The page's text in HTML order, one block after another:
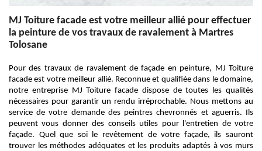
MJ Toiture facade est votre meilleur allié pour effectuer
la peinture de vos travaux de ravalement à Martres
Tolosane
Pour des travaux de ravalement de façade en peinture, MJ Toiture
facade est votre meilleur allié. Reconnue et qualifiée dans le domaine,
notre entreprise MJ Toiture facade dispose de toutes les qualités
nécessaires pour garantir un rendu irréprochable. Nous mettons au
service de votre demande des peintres chevronnés et aguerris. Ils
peuvent vous donner des conseils utiles pour l'entretien de votre
façade. Quel que soi le revêtement de votre façade, ils sauront
trouver les méthodes adéquates et les produits adaptés à vos murs